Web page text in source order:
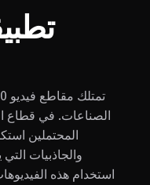
الصناعات. في قطاع
المحتملين
والجاذبيات
استخدام هذه